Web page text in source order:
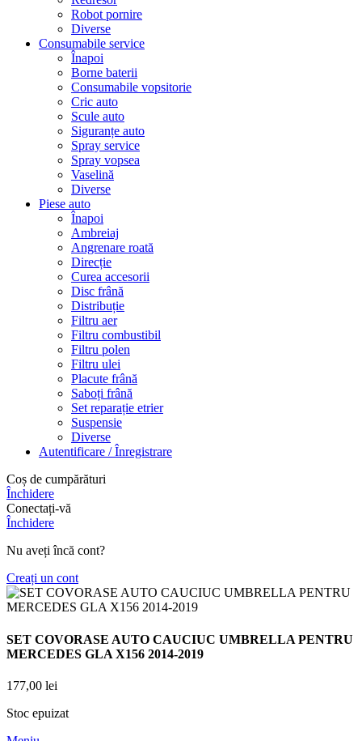
Robot pornire
Diverse
Consumabile service
Înapoi
Borne baterii
Consumabile vopsitorie
Cric auto
Scule auto
Siguranțe auto
Spray service
Spray vopsea
Vaselină
Diverse
Piese auto
Înapoi
Ambreiaj
Angrenare roată
Direcție
Curea accesorii
Disc frână
Distribuție
Filtru aer
Filtru combustibil
Filtru polen
Filtru ulei
Placute frână
Saboți frână
Set reparație etrier
Suspensie
Diverse
Autentificare / Înregistrare
Coș de cumpărături
Închidere
Conectați-vă
Închidere
Nu aveți încă cont?
Creați un cont
SET COVORASE AUTO CAUCIUC UMBRELLA PENTRU
MERCEDES GLA X156 2014-2019
177,00 lei
Stoc epuizat